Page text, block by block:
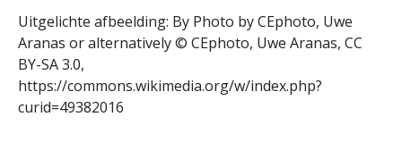
Uitgelichte afbeelding: By Photo by CEphoto, Uwe
Aranas or alternatively © CEphoto, Uwe Aranas, CC
BY-SA 3.0,
https://commons.wikimedia.org/w/index.php?
curid=49382016